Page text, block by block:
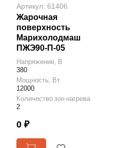
Артикул: 61406
Жарочная
поверхность
Марихолодмаш
ПЖЭ90-П-05
Напряжение, В
380
Мощность, Вт
12000
Количество зон нагрева
2
0 ₽